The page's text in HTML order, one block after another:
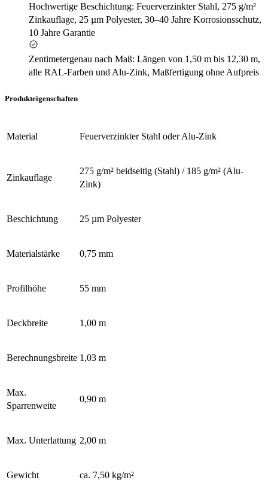
Hochwertige Beschichtung: Feuerverzinkter Stahl, 275 g/m²
Zinkauflage, 25 µm Polyester, 30–40 Jahre Korrosionsschutz,
10 Jahre Garantie
Zentimetergenau nach Maß: Längen von 1,50 m bis 12,30 m,
alle RAL-Farben und Alu-Zink, Maßfertigung ohne Aufpreis
Produkteigenschaften
Material Feuerverzinkter Stahl oder Alu-Zink
Zinkauflage
275 g/m² beidseitig (Stahl) / 185 g/m² (Alu-
Zink)
Beschichtung 25 µm Polyester
Materialstärke 0,75 mm
Profilhöhe 55 mm
Deckbreite 1,00 m
Berechnungsbreite 1,03 m
Max.
Sparrenweite
0,90 m
Max. Unterlattung 2,00 m
Gewicht ca. 7,50 kg/m²